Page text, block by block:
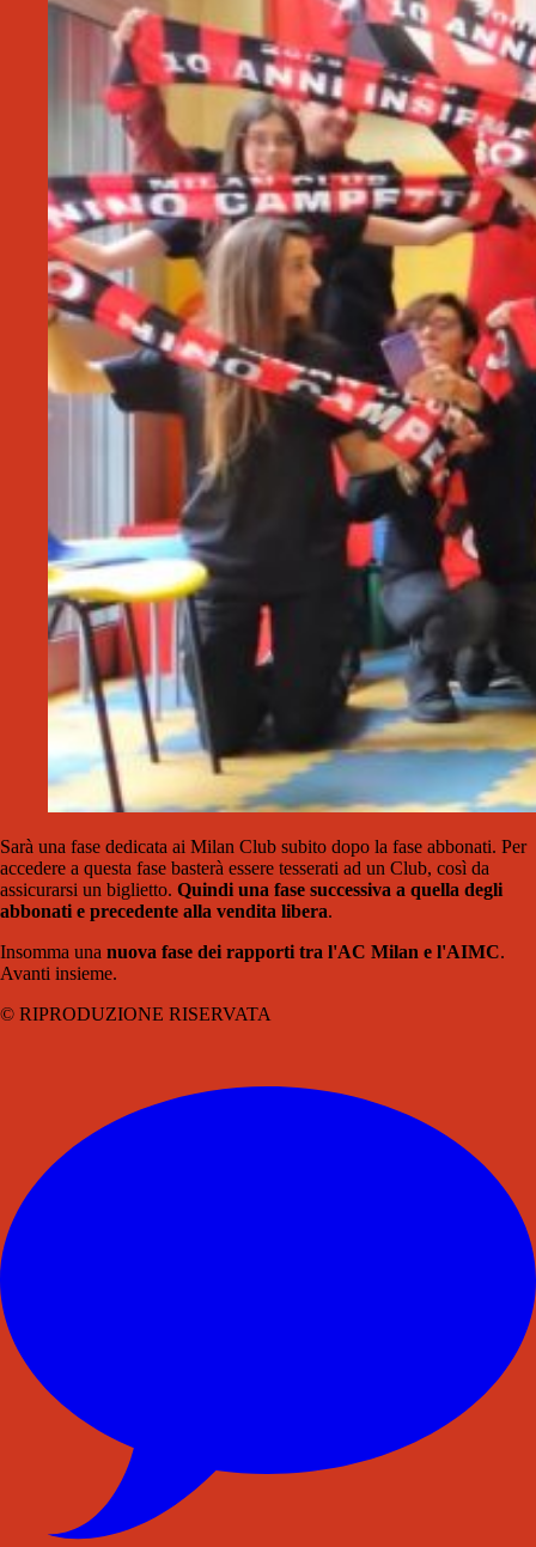
Sarà una fase dedicata ai Milan Club subito dopo la fase abbonati. Per
accedere a questa fase basterà essere tesserati ad un Club, così da
assicurarsi un biglietto. Quindi una fase successiva a quella degli
abbonati e precedente alla vendita libera.
Insomma una nuova fase dei rapporti tra l'AC Milan e l'AIMC.
Avanti insieme.
© RIPRODUZIONE RISERVATA